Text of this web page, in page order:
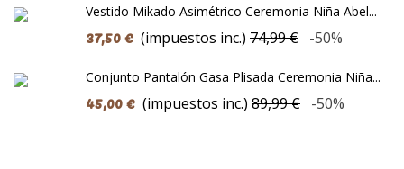
Vestido Mikado Asimétrico Ceremonia Niña Abel...
37,50 € (impuestos inc.) 74,99 € -50%
Conjunto Pantalón Gasa Plisada Ceremonia Niña...
45,00 € (impuestos inc.) 89,99 € -50%